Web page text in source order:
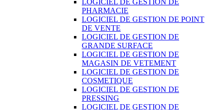
LOGICIEL DE GESTION DE
PHARMACIE
LOGICIEL DE GESTION DE POINT
DE VENTE
LOGICIEL DE GESTION DE
GRANDE SURFACE
LOGICIEL DE GESTION DE
MAGASIN DE VETEMENT
LOGICIEL DE GESTION DE
COSMETIQUE
LOGICIEL DE GESTION DE
PRESSING
LOGICIEL DE GESTION DE